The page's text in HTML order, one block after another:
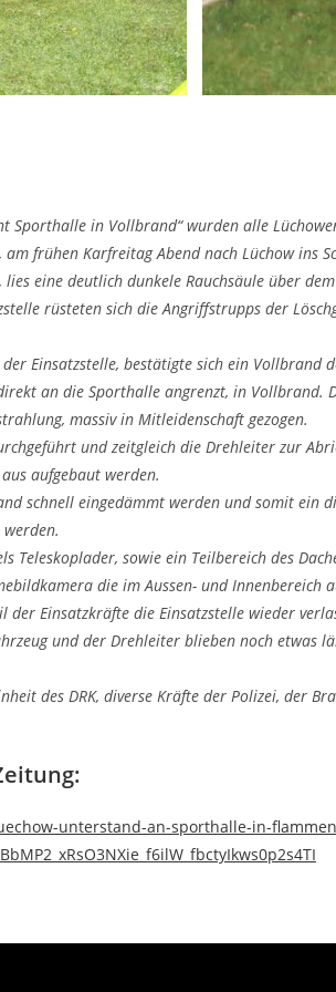
in Vollbrand“ wurden alle
am frühen Karfreitag Abend nach Lüchow ins
eine deutlich dunkele Rauchsäule über
rüsteten sich die Angriffstrupps der
Einsatzstelle, bestätigte sich ein Vollbrand
an die Sporthalle angrenzt, in Vollbrand.
massiv in Mitleidenschaft gezogen.
und zeitgleich die Drehleiter zur
aufgebaut werden.
schnell eingedämmt werden und somit ein
Teleskoplader, sowie ein Teilbereich des
die im Aussen- und Innenbereich
Einsatzkräfte die Einsatzstelle wieder
und der Drehleiter blieben noch etwas
des DRK, diverse Kräfte der Polizei, der
unterstand-an-sporthalle-in-